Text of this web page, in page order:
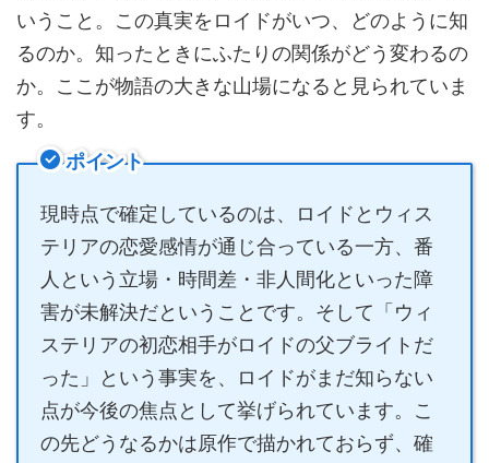
いうこと。この真実をロイドがいつ、どのように知
るのか。知ったときにふたりの関係がどう変わるの
か。ここが物語の大きな山場になると見られていま
す。
ポイント
現時点で確定しているのは、ロイドとウィス
テリアの恋愛感情が通じ合っている一方、番
人という立場・時間差・非人間化といった障
害が未解決だということです。そして「ウィ
ステリアの初恋相手がロイドの父ブライトだ
った」という事実を、ロイドがまだ知らない
点が今後の焦点として挙げられています。こ
の先どうなるかは原作で描かれておらず、確